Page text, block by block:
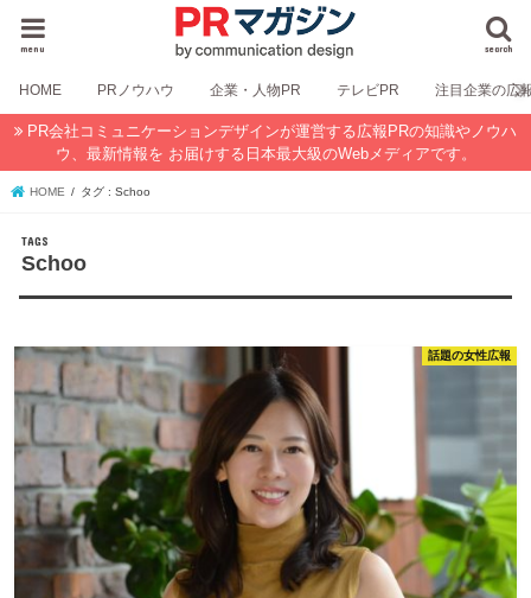
search
menu
HOME PRノウハウ 企業・人物PR テレビPR 注目企業の広
PR会社コミュニケーションデザインが運営する広報PRの知識やノウハ
ウ、最新情報を お届けする日本最大級のWebメディアです。
HOME タグ : Schoo
Schoo
話題の女性広報